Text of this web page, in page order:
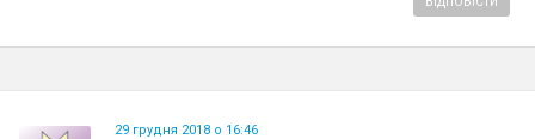
29 грудня 2018 о 16:46